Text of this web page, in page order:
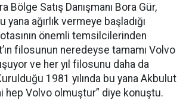
Bölge Satış Danışmanı Bora Gür,
yana ağırlık vermeye başladığı
önemli temsilcilerinden
filosunun neredeyse tamamı Volvo
ve her yıl filosunu daha da
1981 yılında bu yana Akbulut
hep Volvo olmuştur” diye konuştu.